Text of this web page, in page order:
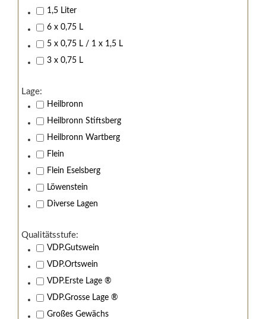
1,5 Liter
6 x 0,75 L
5 x 0,75 L / 1 x 1,5 L
3 x 0,75 L
Lage:
Heilbronn
Heilbronn Stiftsberg
Heilbronn Wartberg
Flein
Flein Eselsberg
Löwenstein
Diverse Lagen
Qualitätsstufe:
VDP.Gutswein
VDP.Ortswein
VDP.Erste Lage ®
VDP.Grosse Lage ®
Großes Gewächs